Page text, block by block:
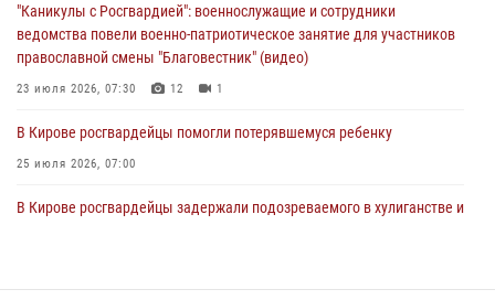
04 августа 2026, 09:30
"Каникулы с Росгвардией": военнослужащие и сотрудники
ведомства повели военно-патриотическое занятие для участников
православной смены "Благовестник" (видео)
23 июля 2026, 07:30 12 1
В Кирове росгвардейцы помогли потерявшемуся ребенку
25 июля 2026, 07:00
В Кирове росгвардейцы задержали подозреваемого в хулиганстве и